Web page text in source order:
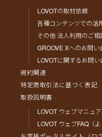
LOVOTの取材依頼
各種コンテンツでの活
その他 法人利用のご相
GROOVE Xへのお問い
LOVOTに関するお問い
規約関連
特定商取引法に基づく表記
取扱説明書
LOVOT ウェブマニュ
LOVOT ウェブFAQ（よ